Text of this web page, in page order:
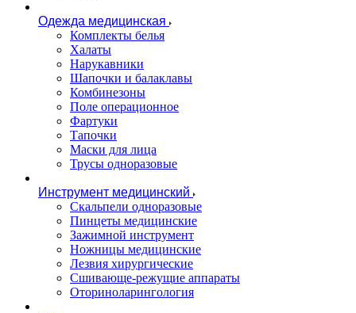
Одежда медицинская
Комплекты белья
Халаты
Нарукавники
Шапочки и балаклавы
Комбинезоны
Поле операционное
Фартуки
Тапочки
Маски для лица
Трусы одноразовые
Инструмент медицинский
Скальпели одноразовые
Пинцеты медицинские
Зажимной инструмент
Ножницы медицинские
Лезвия хирургические
Сшивающе-режущие аппараты
Оториноларингология